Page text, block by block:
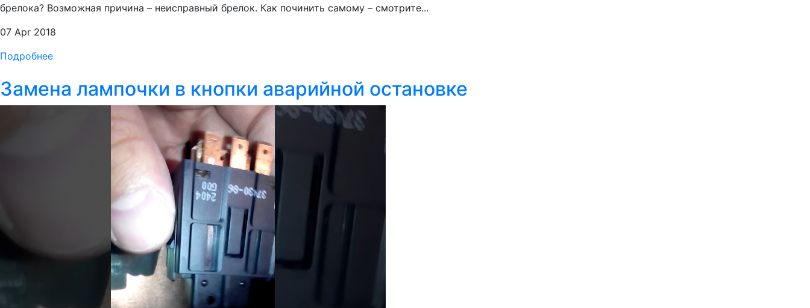
брелока? Возможная причина – неисправный брелок. Как починить самому – смотрите...
07 Apr 2018
Подробнее
Замена лампочки в кнопки аварийной остановке